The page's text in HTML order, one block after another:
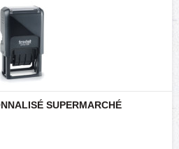
SUPERMARCHÉ